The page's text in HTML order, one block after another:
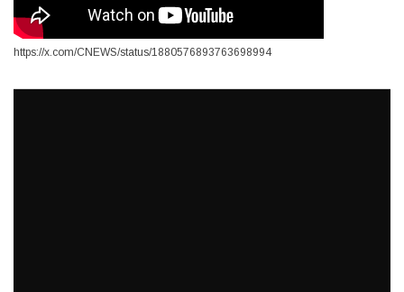
https://x.com/CNEWS/status/1880576893763698994